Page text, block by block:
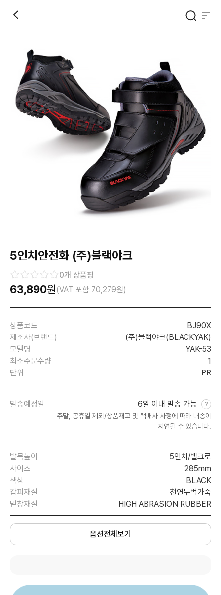
5인치안전화 (주)블랙야크
0개 상품평
63,890원(VAT 포함 70,279원)
상품코드
BJ90X
제조사(브랜드)
(주)블랙야크(BLACKYAK)
모델명
YAK-53
최소주문수량
1
단위
PR
발송예정일 6일 이내 발송 가능
주말, 공휴일 제외/상품재고 및 택배사 사정에 따라 배송이
지연될 수 있습니다.
발목높이
5인치/벨크로
사이즈
285mm
색상
BLACK
갑피재질
천연누벅가죽
밑창재질
HIGH ABRASION RUBBER
옵션전체보기